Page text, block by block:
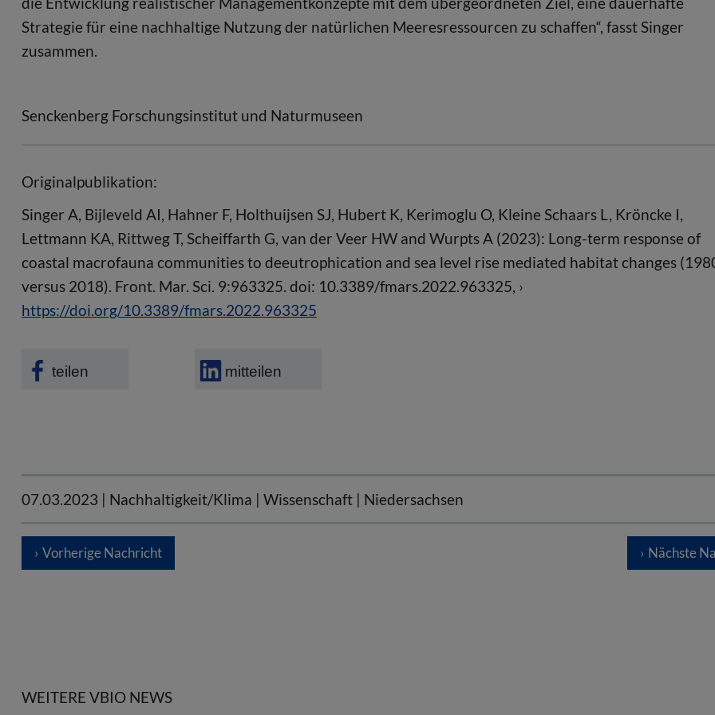
Strategie für eine nachhaltige Nutzung der natürlichen Meeresressourcen zu schaffen“, fasst Singer
zusammen.
Senckenberg Forschungsinstitut und Naturmuseen
Originalpublikation:
Singer A, Bijleveld AI, Hahner F, Holthuijsen SJ, Hubert K, Kerimoglu O, Kleine Schaars L, Kröncke I,
Lettmann KA, Rittweg T, Scheiffarth G, van der Veer HW and Wurpts A (2023): Long-term response of
coastal macrofauna communities to deeutrophication and sea level rise mediated habitat changes
versus 2018). Front. Mar. Sci. 9:963325. doi: 10.3389/fmars.2022.963325,
https://doi.org/10.3389/fmars.2022.963325
teilen mitteilen
07.03.2023 | Nachhaltigkeit/Klima | Wissenschaft | Niedersachsen
Vorherige Nachricht Nächste
WEITERE VBIO NEWS